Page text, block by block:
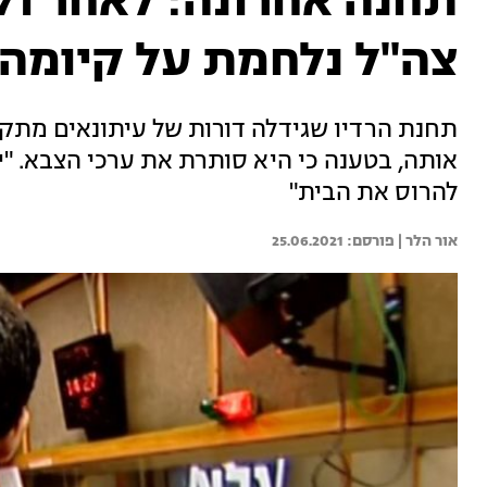
צה"ל נלחמת על
תחנת הרדיו שגידלה דורות של עיתונאים
אותה, בטענה כי היא סותרת את ערכי הצבא.
להרוס את הבית"
אור הלר | 25.06.2021